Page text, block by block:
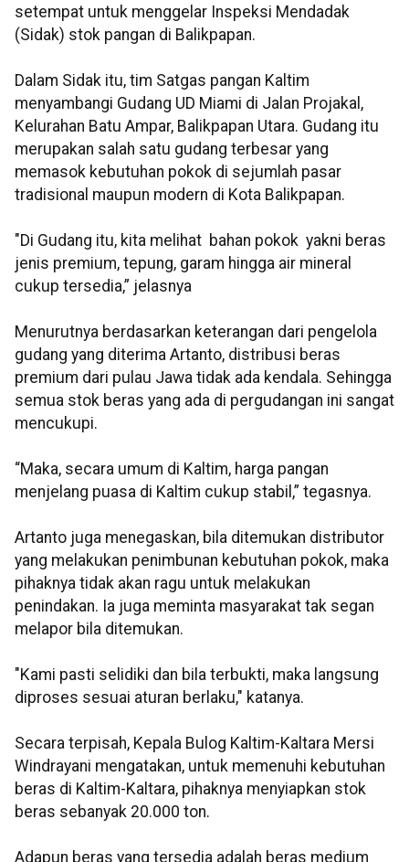
setempat untuk menggelar Inspeksi Mendadak
(Sidak) stok pangan di Balikpapan.
Dalam Sidak itu, tim Satgas pangan Kaltim
menyambangi Gudang UD Miami di Jalan Projakal,
Kelurahan Batu Ampar, Balikpapan Utara. Gudang itu
merupakan salah satu gudang terbesar yang
memasok kebutuhan pokok di sejumlah pasar
tradisional maupun modern di Kota Balikpapan.
"Di Gudang itu, kita melihat bahan pokok yakni beras
jenis premium, tepung, garam hingga air mineral
cukup tersedia,” jelasnya
Menurutnya berdasarkan keterangan dari pengelola
gudang yang diterima Artanto, distribusi beras
premium dari pulau Jawa tidak ada kendala. Sehingga
semua stok beras yang ada di pergudangan ini sangat
mencukupi.
“Maka, secara umum di Kaltim, harga pangan
menjelang puasa di Kaltim cukup stabil,” tegasnya.
Artanto juga menegaskan, bila ditemukan distributor
yang melakukan penimbunan kebutuhan pokok, maka
pihaknya tidak akan ragu untuk melakukan
penindakan. Ia juga meminta masyarakat tak segan
melapor bila ditemukan.
"Kami pasti selidiki dan bila terbukti, maka langsung
diproses sesuai aturan berlaku," katanya.
Secara terpisah, Kepala Bulog Kaltim-Kaltara Mersi
Windrayani mengatakan, untuk memenuhi kebutuhan
beras di Kaltim-Kaltara, pihaknya menyiapkan stok
beras sebanyak 20.000 ton.
Adapun beras yang tersedia adalah beras medium